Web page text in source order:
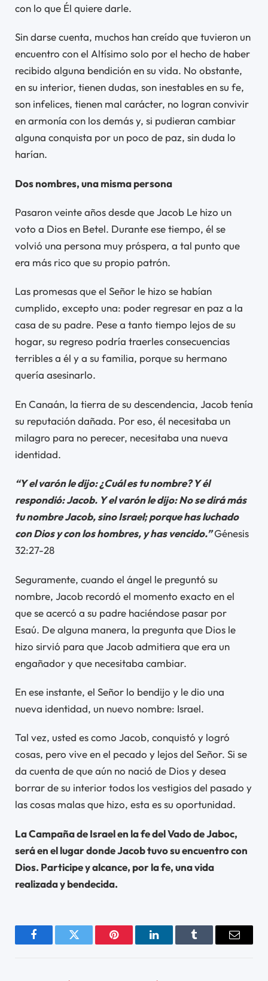
con lo que Él quiere darle.
Sin darse cuenta, muchos han creído que tuvieron un
encuentro con el Altísimo solo por el hecho de haber
recibido alguna bendición en su vida. No obstante,
en su interior, tienen dudas, son inestables en su fe,
son infelices, tienen mal carácter, no logran convivir
en armonía con los demás y, si pudieran cambiar
alguna conquista por un poco de paz, sin duda lo
harían.
Dos nombres, una misma persona
Pasaron veinte años desde que Jacob Le hizo un
voto a Dios en Betel. Durante ese tiempo, él se
volvió una persona muy próspera, a tal punto que
era más rico que su propio patrón.
Las promesas que el Señor le hizo se habían
cumplido, excepto una: poder regresar en paz a la
casa de su padre. Pese a tanto tiempo lejos de su
hogar, su regreso podría traerles consecuencias
terribles a él y a su familia, porque su hermano
quería asesinarlo.
En Canaán, la tierra de su descendencia, Jacob tenía
su reputación dañada. Por eso, él necesitaba un
milagro para no perecer, necesitaba una nueva
identidad.
“Y el varón le dijo: ¿Cuál es tu nombre? Y él
respondió: Jacob. Y el varón le dijo: No se dirá más
tu nombre Jacob, sino Israel; porque has luchado
con Dios y con los hombres, y has vencido.”Génesis
32:27-28
Seguramente, cuando el ángel le preguntó su
nombre, Jacob recordó el momento exacto en el
que se acercó a su padre haciéndose pasar por
Esaú. De alguna manera, la pregunta que Dios le
hizo sirvió para que Jacob admitiera que era un
engañador y que necesitaba cambiar.
En ese instante, el Señor lo bendijo y le dio una
nueva identidad, un nuevo nombre: Israel.
Tal vez, usted es como Jacob, conquistó y logró
cosas, pero vive en el pecado y lejos del Señor. Si se
da cuenta de que aún no nació de Dios y desea
borrar de su interior todos los vestigios del pasado y
las cosas malas que hizo, esta es su oportunidad.
La Campaña de Israel en la fe del Vado de Jaboc,
será en el lugar donde Jacob tuvo su encuentro con
Dios. Participe y alcance, por la fe, una vida
realizada y bendecida.
FacebookTwitter Pinterest LinkedInTumblr Email